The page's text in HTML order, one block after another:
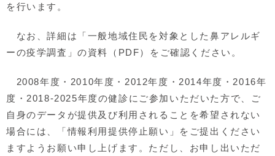
を行います。
なお、詳細は「一般地域住民を対象とした鼻アレルギ
ーの疫学調査」の資料（PDF）をご確認ください。
2008年度・2010年度・2012年度・2014年度・2016年
度・2018-2025年度の健診にご参加いただいた方で、ご
自身のデータが提供及び利用されることを希望されない
場合には、「情報利用提供停止願い」をご提出ください
ますようお願い申し上げます。ただし、お申し出いただ